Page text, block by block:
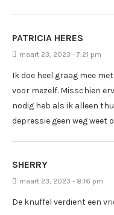
PATRICIA HERES
maart 23, 2023 - 7:21 pm
Ik doe heel graag mee
voor mezelf. Misschien
nodig heb als ik alleen
depressie geen weg weet
SHERRY
maart 23, 2023 - 8:16 pm
De knuffel verdient een